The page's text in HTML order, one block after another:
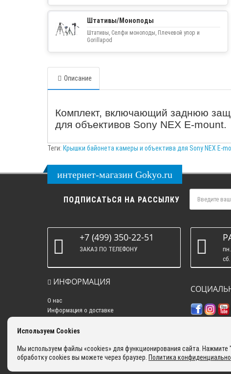
Штативы/Моноподы
Штативы, Селфи моноподы, Плечевой упор и
Gorillapod
Описание
Комплект, включающий заднюю
для объективов Sony NEX E-mount.
Теги: Крышки байонета камеры и объектива для Sony NEX E-
интернет-магазин Gokyo.ru
ПОДПИСАТЬСЯ НА РАССЫЛКУ
+7 (499) 350-22-51
ЗАКАЗ ПО ТЕЛЕФОНУ
ИНФОРМАЦИЯ
О нас
Информация о доставке
Контакты
Оплата
Используем Cookies
Мы используем файлы «cookies» для функционирования сайта.
обработку cookies вы можете через браузер. Политика